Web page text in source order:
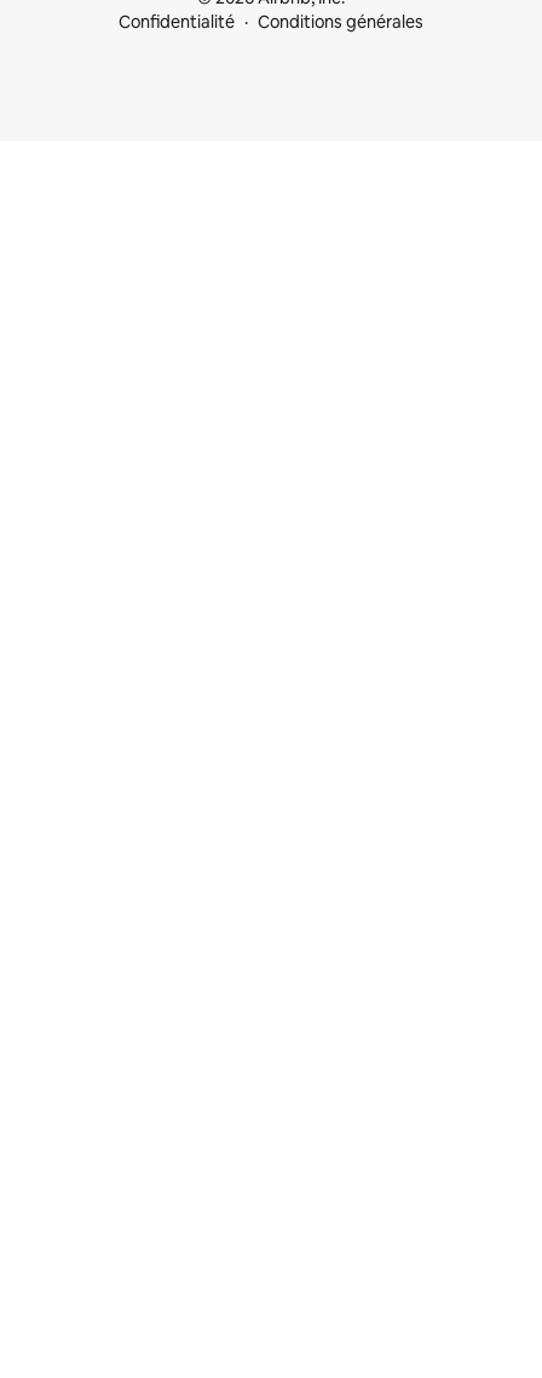
Confidentialité
Conditions générales